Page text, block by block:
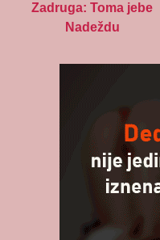
Zadruga: Toma jebe
Nadeždu